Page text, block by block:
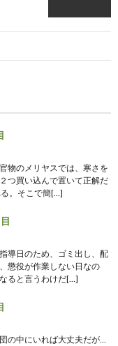
物のメリヤスでは、寒さを
つ買い込んで置いて正解だ
。そこで簡[…]
導日のため、ゴミ出し、配
懲役が作業しない日なの
ると言うわけだ[…]
の中にいれば大丈夫だが…